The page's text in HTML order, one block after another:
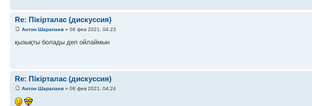
Re: Пікірталас (дискуссия)
Антон Шарапаев » 08 фев 2021, 04:23
қызықты болады деп ойлаймын
Re: Пікірталас (дискуссия)
Антон Шарапаев » 08 фев 2021, 04:24